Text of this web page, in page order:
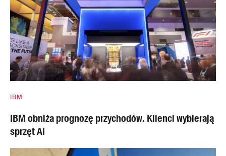
IBM
IBM obniża prognozę przychodów. Klienci wybierają
sprzęt AI